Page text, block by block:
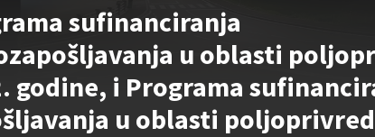
sufinanciranja
u oblasti
godine, i Programa
u oblasti